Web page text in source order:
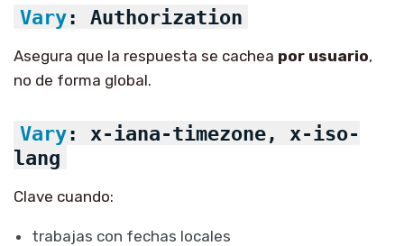
Vary: Authorization
Asegura que la respuesta se cachea por usuario,
no de forma global.
Vary: x-iana-timezone, x-iso-
lang
Clave cuando:
trabajas con fechas locales